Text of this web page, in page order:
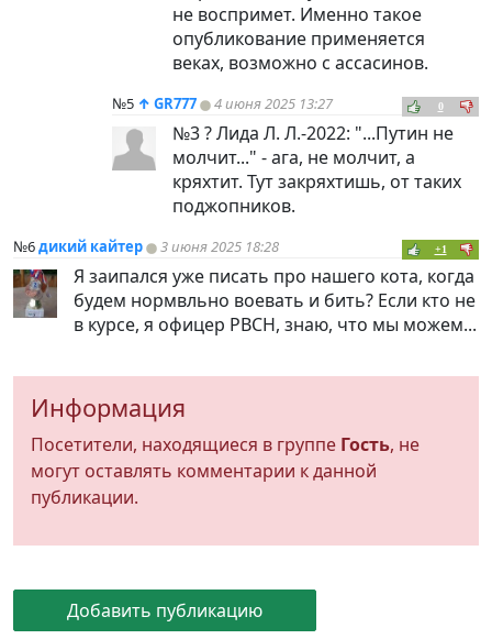
Добавить публикацию
не воспримет. Именно такое
опубликование применяется
веках, возможно с ассасинов.
№5 ↑ GR777 4 июня 2025 13:27 0
№3 ? Лида Л. Л.-2022: "...Путин не
молчит..." - ага, не молчит, а
кряхтит. Тут закряхтишь, от таких
поджопников.
№6дикий кайтер 3 июня 2025 18:28 +1
Я заипался уже писать про нашего кота, когда
будем нормвльно воевать и бить? Если кто не
в курсе, я офицер РВСН, знаю, что мы можем...
Информация
Посетители, находящиеся в группе Гость, не
могут оставлять комментарии к данной
публикации.